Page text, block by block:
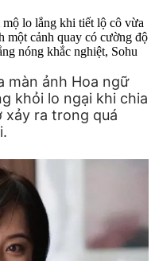
lo lắng khi tiết lộ cô vừa
một cảnh quay có cường độ
nóng khắc nghiệt, Sohu
màn ảnh Hoa ngữ
khỏi lo ngại khi chia
xảy ra trong quá